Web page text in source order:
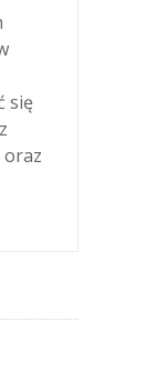
się